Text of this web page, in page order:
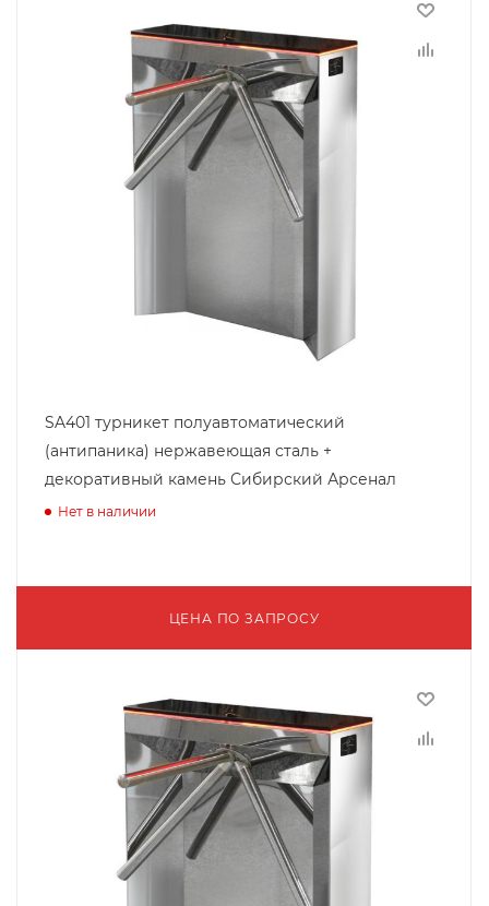
SA401 турникет полуавтоматический
(антипаника) нержавеющая сталь +
декоративный камень Сибирский Арсенал
Нет в наличии
ЦЕНА ПО ЗАПРОСУ